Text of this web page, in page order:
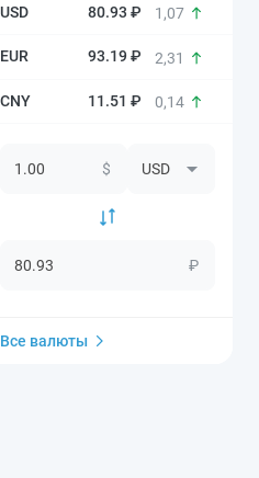
80.93 ₽ 1,07
93.19 ₽ 2,31
11.51 ₽ 0,14
$
₽
Все валюты